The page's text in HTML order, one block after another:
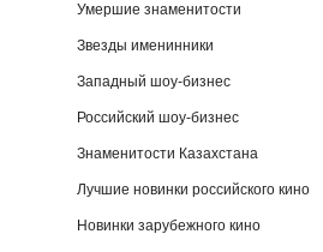
Умершие знаменитости
Звезды именинники
Западный шоу-бизнес
Российский шоу-бизнес
Знаменитости Казахстана
Лучшие новинки российского кино
Новинки зарубежного кино